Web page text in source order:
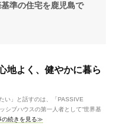
準の住宅を鹿児島で
地よく、健やかに暮ら
い」と話すのは、「PASSIVE
シブハウスの第一人者として“世界基
の続きを見る≫